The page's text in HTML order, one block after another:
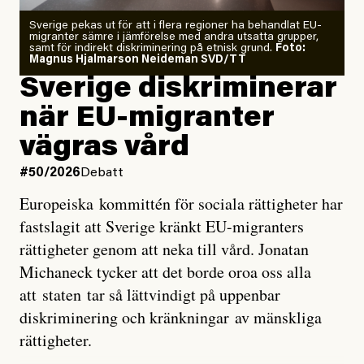
Zeke Hausfather är chockad igen efter att ha
analyserat hur de olika klimatmodellerna bedömer
läget för hur den begynnande El Niño-händelsen ska
utveckla sig. El Niño är ett återkommande
väderfenomen som uppstår när havsvattnet i delar av
Stilla havet blir ovanligt varmt. Det påverkar vädret
över stora delar av världen och under
forskare allt oftare varnat för att den här El Niñon
Det verkar vara en underdrift, menar nu Zeke
Hausfather.
”Det ser ut som att årets El Niño inte bara med stor
sannolikhet kommer att bli den starkaste sedan
tillförlitliga mätningar inleddes – den kan till och med
Sverige pekas ut för att i flera regioner ha behandlat EU-
migranter sämre i jämförelse med andra utsatta grupper,
samt för indirekt diskriminering på etnisk grund. Foto:
Magnus Hjalmarson Neideman SVD/TT
Sverige diskriminerar
när EU-migranter
vägras vård
#50/2026 Debatt
Europeiska kommittén för sociala rättigheter har
fastslagit att Sverige kränkt EU-migranters
rättigheter genom att neka till vård. Jonatan
Michaneck tycker att det borde oroa oss alla
att staten tar så lättvindigt på uppenbar
diskriminering och kränkningar av mänskliga
rättigheter.